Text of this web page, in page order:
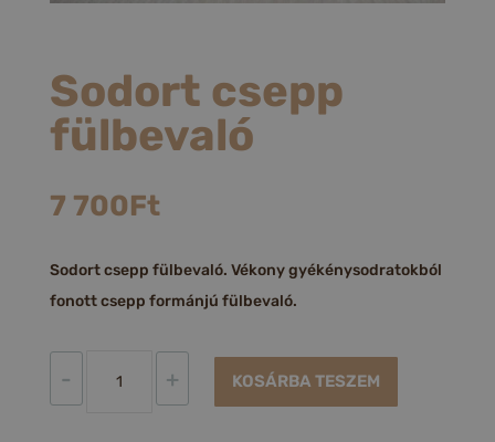
Sodort csepp
fülbevaló
7 700Ft
Sodort csepp fülbevaló. Vékony gyékénysodratokból
fonott csepp formánjú fülbevaló.
- + KOSÁRBA TESZEM